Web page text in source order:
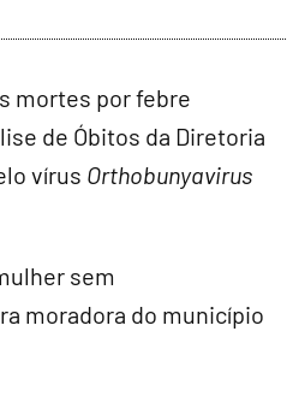
mortes por febre
de Óbitos da Diretoria
vírus Orthobunyavirus
sem
moradora do município